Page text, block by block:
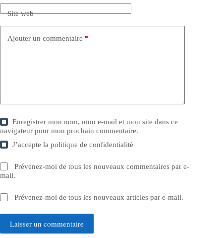
Site web
Ajouter un commentaire *
Enregistrer mon nom, mon e-mail et mon site dans ce
navigateur pour mon prochain commentaire.
J’accepte lapolitique de confidentialité
Prévenez-moi de tous les nouveaux commentaires par e-
mail.
Prévenez-moi de tous les nouveaux articles par e-mail.
Laisser un commentaire